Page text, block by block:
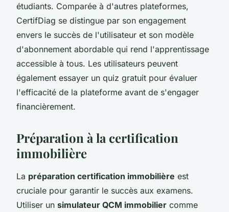
étudiants. Comparée à d'autres plateformes,
CertifDiag se distingue par son engagement
envers le succès de l'utilisateur et son modèle
d'abonnement abordable qui rend l'apprentissage
accessible à tous. Les utilisateurs peuvent
également essayer un quiz gratuit pour évaluer
l'efficacité de la plateforme avant de s'engager
financièrement.
Préparation à la certification
immobilière
La préparation certification immobilière est
cruciale pour garantir le succès aux examens.
Utiliser un simulateur QCM immobilier comme